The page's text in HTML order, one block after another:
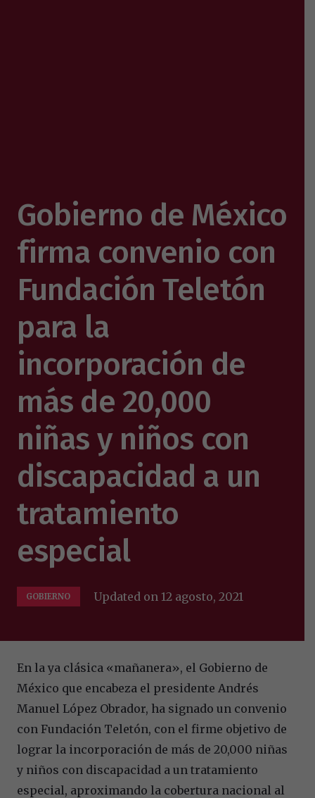
Gobierno de México
firma convenio con
Fundación Teletón
para la
incorporación de
más de 20,000
niñas y niños con
discapacidad a un
tratamiento
especial
GOBIERNO Updated on 12 agosto, 2021
En la ya clásica «mañanera», el Gobierno de
México que encabeza el presidente Andrés
Manuel López Obrador, ha signado un convenio
con Fundación Teletón, con el firme objetivo de
lograr la incorporación de más de 20,000 niñas
y niños con discapacidad a un tratamiento
especial, aproximando la cobertura nacional al